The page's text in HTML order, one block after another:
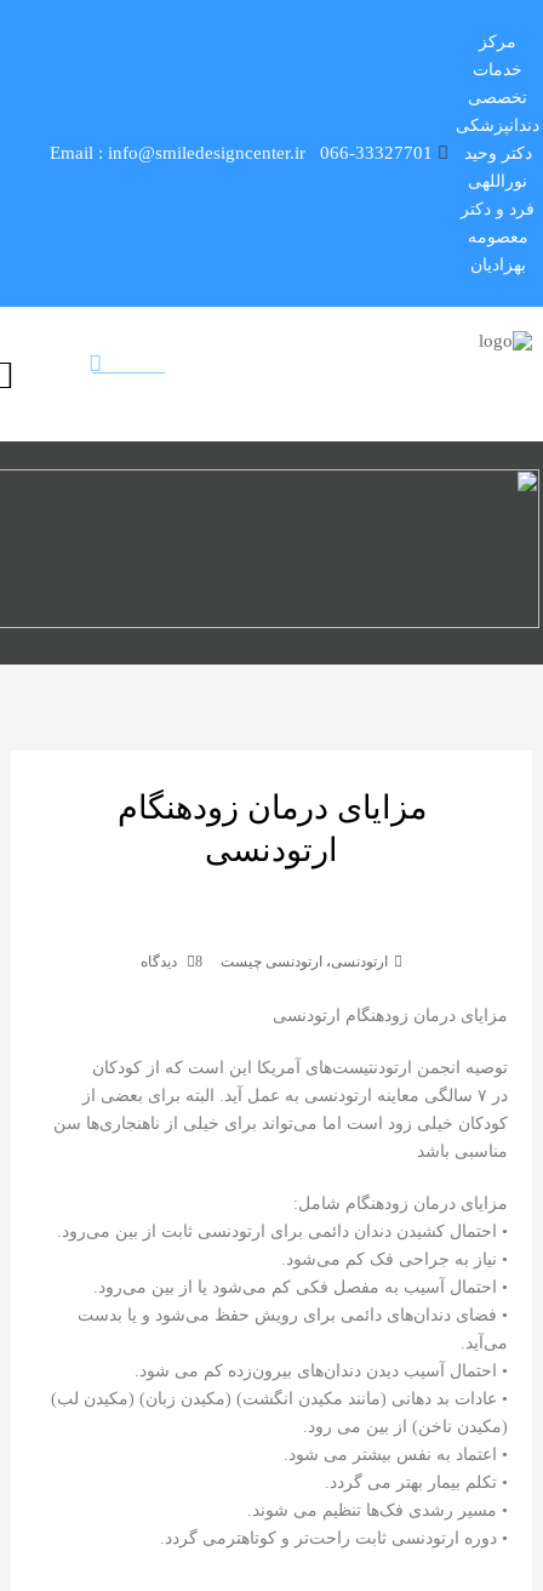
مرکز
خدمات
تخصصی
دندانپزشکی
دکتر وحید
نوراللهی
فرد و دکتر
معصومه
بهزادیان
مزایای درمان زودهنگام
ارتودنسی
ارتودنسی، ارتودنسی چیست 8 دیدگاه
مزایای درمان زودهنگام ارتودنسی
توصیه انجمن ارتودنتیست‌های آمریکا این است که از کودکان
در ۷ سالگی معاینه ارتودنسی به عمل آید. البته برای بعضی از
کودکان خیلی زود است اما می‌تواند برای خیلی از ناهنجاری‌ها سن
مناسبی باشد
مزایای درمان زودهنگام شامل:
• احتمال کشیدن دندان دائمی برای ارتودنسی ثابت از بین می‌رود.
• نیاز به جراحی فک کم می‌شود.
• احتمال آسیب به مفصل فکی کم می‌شود یا از بین می‌رود.
• فضای دندان‌های دائمی برای رویش حفظ می‌شود و یا بدست
می‌آید.
• احتمال آسیب دیدن دندان‌های بیرون‌زده کم می شود.
• عادات بد دهانی (مانند مکیدن انگشت) (مکیدن زبان) (مکیدن لب)
(مکیدن ناخن) از بین می رود.
• اعتماد به نفس بیشتر می شود.
• تکلم بیمار بهتر می گردد.
• مسیر رشدی فک‌ها تنظیم می شوند.
• دوره ارتودنسی ثابت راحت‌تر و کوتاهترمی گردد.